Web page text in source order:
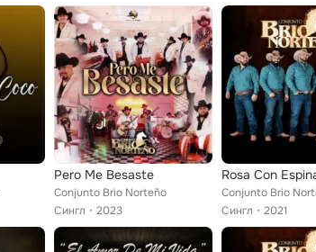
Pero Me Besaste
Conjunto Brio Norteño
Сингл
2023
Rosa Con
Conjunto Brio
Сингл
2021